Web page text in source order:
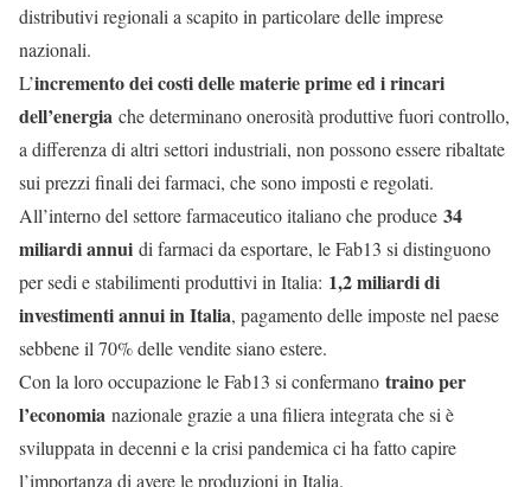
distributivi regionali a scapito in particolare delle imprese
nazionali.
L’incremento dei costi delle materie prime ed i rincari
dell’energia che determinano onerosità produttive fuori controllo,
a differenza di altri settori industriali, non possono essere ribaltate
sui prezzi finali dei farmaci, che sono imposti e regolati.
All’interno del settore farmaceutico italiano che produce 34
miliardi annui di farmaci da esportare, le Fab13 si distinguono
per sedi e stabilimenti produttivi in Italia: 1,2 miliardi di
investimenti annui in Italia, pagamento delle imposte nel paese
sebbene il 70% delle vendite siano estere.
Con la loro occupazione le Fab13 si confermano traino per
l’economia nazionale grazie a una filiera integrata che si è
sviluppata in decenni e la crisi pandemica ci ha fatto capire
l’importanza di avere le produzioni in Italia.